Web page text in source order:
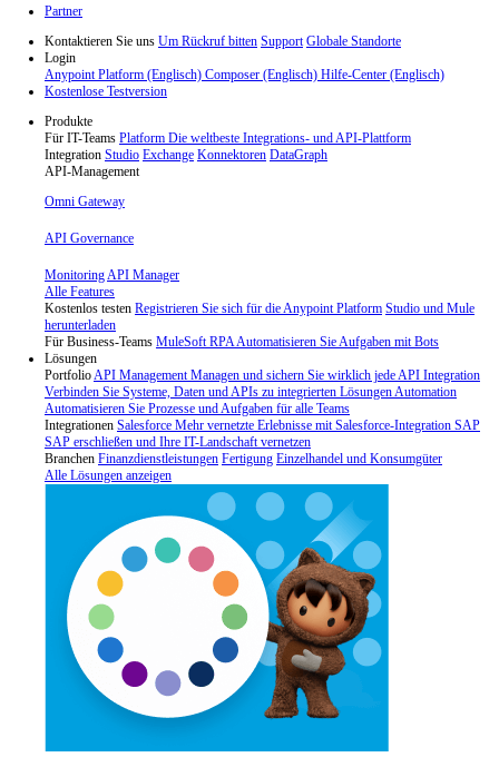
Partner
Kontaktieren Sie uns Um Rückruf bitten Support Globale Standorte
Login
Anypoint Platform (Englisch) Composer (Englisch) Hilfe-Center (Englisch)
Kostenlose Testversion
Produkte
Für IT-Teams Platform Die weltbeste Integrations- und API-Plattform
Integration Studio Exchange Konnektoren DataGraph
API-Management
Omni Gateway
API Governance
MonitoringAPI Manager
Alle Features
Kostenlos testen Registrieren Sie sich für die Anypoint Platform Studio und Mule
herunterladen
Für Business-Teams MuleSoft RPAAutomatisieren Sie Aufgaben mit Bots
Lösungen
PortfolioAPI Management Managen und sichern Sie wirklich jede API Integration
Verbinden Sie Systeme, Daten und APIs zu integrierten LösungenAutomation
Automatisieren Sie Prozesse und Aufgaben für alle Teams
Integrationen Salesforce Mehr vernetzte Erlebnisse mit Salesforce-Integration SAP
SAP erschließen und Ihre IT-Landschaft vernetzen
Branchen Finanzdienstleistungen Fertigung Einzelhandel und Konsumgüter
Alle Lösungen anzeigen